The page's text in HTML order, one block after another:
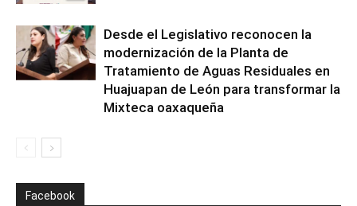
Desde el Legislativo reconocen la
modernización de la Planta de
Tratamiento de Aguas Residuales en
Huajuapan de León para transformar la
Mixteca oaxaqueña
Facebook